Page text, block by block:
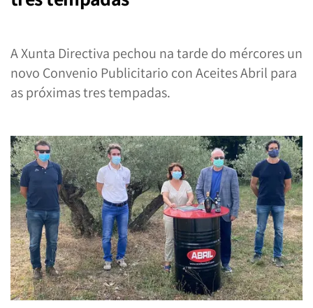
A Xunta Directiva pechou na tarde do mércores un
novo Convenio Publicitario con Aceites Abril para
as próximas tres tempadas.